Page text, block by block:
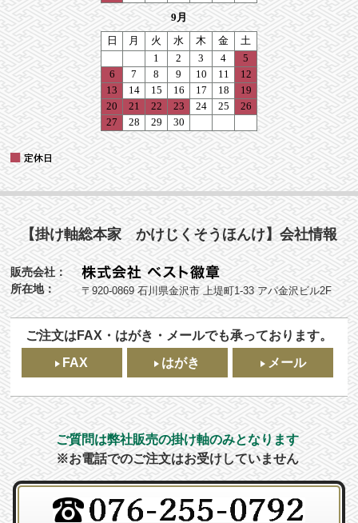
【掛け軸総本家 かけじくそうほんけ】会社情報
販売会社：
所在地：
〒920-0869 石川県金沢市 上堤町1-33 アパ金沢ビル2F
ご注文はFAX・はがき・メールでも承っております。
FAX
はがき メール
ご質問は弊社販売の掛け軸のみとなります
※お電話でのご注文はお受けしていません